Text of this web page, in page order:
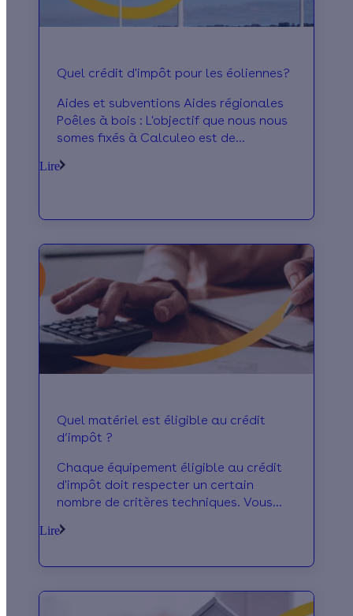
Quel crédit d'impôt pour les éoliennes?
Aides et subventions Aides régionales
Poêles à bois : L'objectif que nous nous
somes fixés à Calculeo est de
soucieux de leu
Lire
Quel matériel est éligible au crédit
d’impôt ?
Chaque équipement éligible au crédit
d'impôt doit respecter un certain
nombre de critères techniques. Vous
dessous.
Lire